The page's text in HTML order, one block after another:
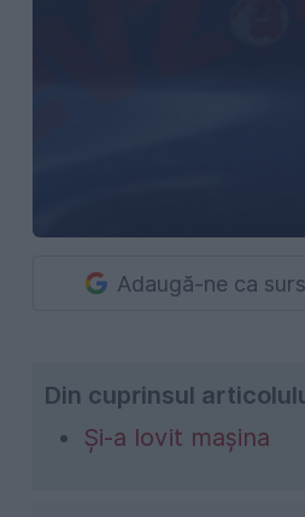
Adaugă-ne ca
Din cuprinsul
Și-a lovit mașina